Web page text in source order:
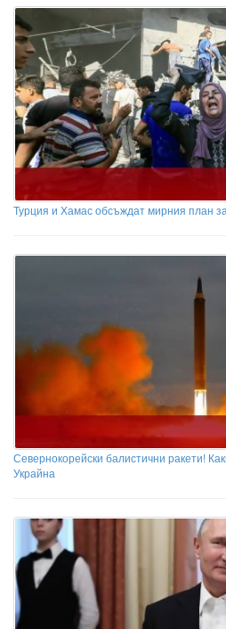
Турция и Хамас обсъждат мирния план
Севернокорейски балистични ракети!
Украйна